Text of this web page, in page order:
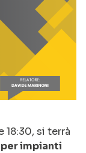
18:30, si terrà
impianti